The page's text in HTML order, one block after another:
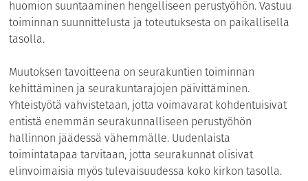
huomion suuntaaminen hengelliseen perustyöhön. Vastuu
toiminnan suunnittelusta ja toteutuksesta on paikallisella
tasolla.
Muutoksen tavoitteena on seurakuntien toiminnan
kehittäminen ja seurakuntarajojen päivittäminen.
Yhteistyötä vahvistetaan, jotta voimavarat kohdentuisivat
entistä enemmän seurakunnalliseen perustyöhön
hallinnon jäädessä vähemmälle. Uudenlaista
toimintatapaa tarvitaan, jotta seurakunnat olisivat
elinvoimaisia myös tulevaisuudessa koko kirkon tasolla.